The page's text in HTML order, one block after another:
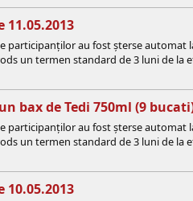
11.05.2013
participanților au fost șterse
un termen standard de 3 luni de
bax de Tedi 750ml (9
participanților au fost șterse
un termen standard de 3 luni de
10.05.2013